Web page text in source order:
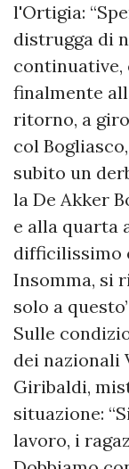
l'Ortigia:
distrugga di
continuative,
finalmente
ritorno, a
col
subito un
la De Akker
e alla quarta
difficilissimo
Insomma, si
solo a
Sulle
dei nazionali
Giribaldi,
situazione:
lavoro, i